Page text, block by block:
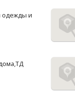
одежды и